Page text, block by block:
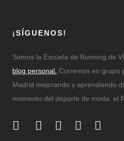
¡SÍGUENOS!
Somos la Escuela de Running de
blog personal. Corremos en grupo
Madrid mejorando y aprendiendo
momento del deporte de moda: el